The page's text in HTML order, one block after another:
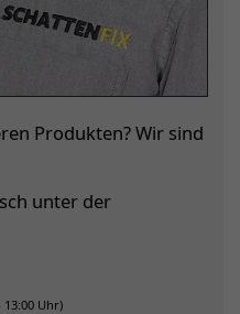
Produkten? Wir sind
unter der
13:00 Uhr)